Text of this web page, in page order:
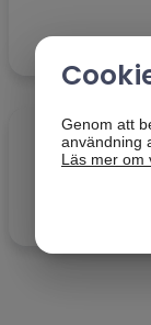
Genom att
användning
Läs mer om